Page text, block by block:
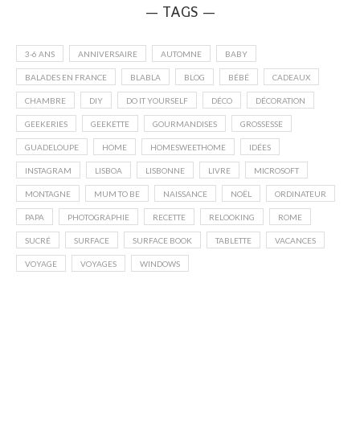
— TAGS —
3-6 ANS ANNIVERSAIRE AUTOMNE BABY
BALADES EN FRANCE BLABLA BLOG BÉBÉ CADEAUX
CHAMBRE DIY DO IT YOURSELF DÉCO DÉCORATION
GEEKERIES GEEKETTE GOURMANDISES GROSSESSE
GUADELOUPE HOME HOMESWEETHOME IDÉES
INSTAGRAM LISBOA LISBONNE LIVRE MICROSOFT
MONTAGNE MUM TO BE NAISSANCE NOËL ORDINATEUR
PAPA PHOTOGRAPHIE RECETTE RELOOKING ROME
SUCRÉ SURFACE SURFACE BOOK TABLETTE VACANCES
VOYAGE VOYAGES WINDOWS